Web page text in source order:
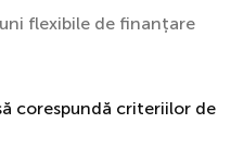
flexibile de finanțare
corespundă criteriilor de